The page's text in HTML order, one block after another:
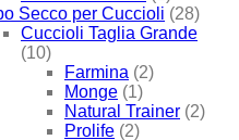
Secco per Cuccioli (28)
Cuccioli Taglia Grande
(10)
Farmina (2)
Monge (1)
Natural Trainer (2)
Prolife (2)